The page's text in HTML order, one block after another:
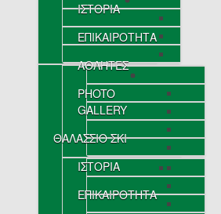
ΙΣΤΟΡΙΑ
ΕΠΙΚΑΙΡΟΤΗΤΑ
ΑΘΛΗΤΕΣ
PHOTO
GALLERY
ΘΑΛΑΣΣΙΟ ΣΚΙ
ΙΣΤΟΡΙΑ
ΕΠΙΚΑΙΡΟΤΗΤΑ